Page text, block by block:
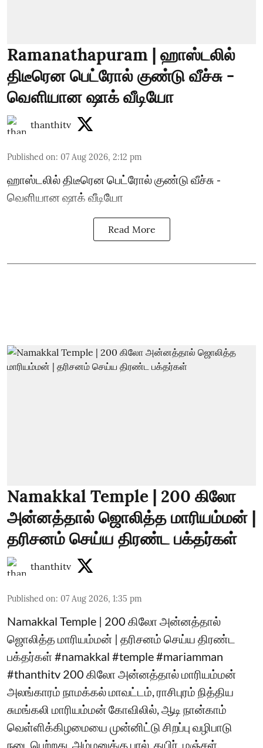
Ramanathapuram | ஹாஸ்டலில்
திடீரென பெட்ரோல் குண்டு வீச்சு -
வெளியான ஷாக் வீடியோ
thanthitv
Published on: 07 Aug 2026, 2:12 pm
ஹாஸ்டலில் திடீரென பெட்ரோல் குண்டு வீச்சு -
வெளியான ஷாக் வீடியோ
Read More
Namakkal Temple | 200 கிலோ
அன்னத்தால் ஜொலித்த மாரியம்மன் |
தரிசனம் செய்ய திரண்ட பக்தர்கள்
thanthitv
Published on: 07 Aug 2026, 1:35 pm
Namakkal Temple | 200 கிலோ அன்னத்தால்
ஜொலித்த மாரியம்மன் | தரிசனம் செய்ய திரண்ட
பக்தர்கள் #namakkal #temple #mariamman
#thanthitv 200 கிலோ அன்னத்தால் மாரியம்மன்
அலங்காரம் நாமக்கல் மாவட்டம், ராசிபுரம் நித்திய
சுமங்கலி மாரியம்மன் கோவிலில், ஆடி நான்காம்
வெள்ளிக்கிழமையை முன்னிட்டு சிறப்பு வழிபாடு
நடைபெற்றது. அம்மனுக்கு பால், தயிர், மஞ்சள்,